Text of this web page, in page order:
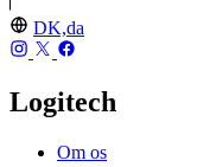
DK,da
Logitech
Om os